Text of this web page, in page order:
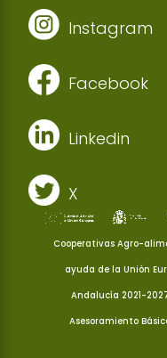
Instagram
Facebook
Linkedin
X
Cooperativas Agro-
ayuda de la Unión
Andalucía 2021-
Asesoramiento